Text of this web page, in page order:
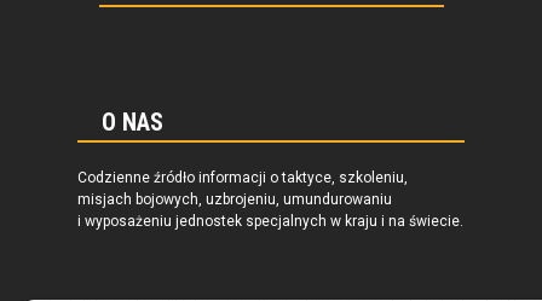
O NAS
Codzienne źródło informacji o taktyce, szkoleniu,
misjach bojowych, uzbrojeniu, umundurowaniu
i wyposażeniu jednostek specjalnych w kraju i na świecie.